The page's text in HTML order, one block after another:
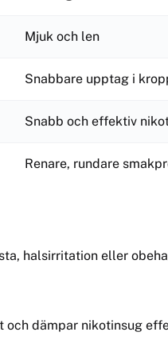
Mjuk och len
Snabbare upptag i
Snabb och effektiv
Renare, rundare
halsirritation eller
dämpar nikotinsug